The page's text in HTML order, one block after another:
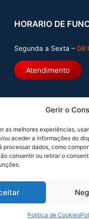
Gerir o
as melhores experiências,
ou aceder a informações do
processar dados, como
consentir ou retirar o
Política de Cookies
HORARIO DE
Segunda a Sexta –
Atendimento